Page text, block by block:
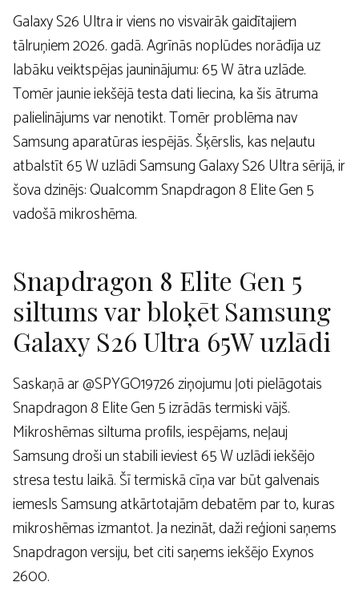
Galaxy S26 Ultra ir viens no visvairāk gaidītajiem
tālruņiem 2026. gadā. Agrīnās noplūdes norādīja uz
labāku veiktspējas jauninājumu: 65 W ātra uzlāde.
Tomēr jaunie iekšējā testa dati liecina, ka šis ātruma
palielinājums var nenotikt. Tomēr problēma nav
Samsung aparatūras iespējās. Šķērslis, kas neļautu
atbalstīt 65 W uzlādi Samsung Galaxy S26 Ultra sērijā, ir
šova dzinējs: Qualcomm Snapdragon 8 Elite Gen 5
vadošā mikroshēma.
Snapdragon 8 Elite Gen 5
siltums var bloķēt Samsung
Galaxy S26 Ultra 65W uzlādi
Saskaņā ar @SPYGO19726 ziņojumu ļoti pielāgotais
Snapdragon 8 Elite Gen 5 izrādās termiski vājš.
Mikroshēmas siltuma profils, iespējams, neļauj
Samsung droši un stabili ieviest 65 W uzlādi iekšējo
stresa testu laikā. Šī termiskā cīņa var būt galvenais
iemesls Samsung atkārtotajām debatēm par to, kuras
mikroshēmas izmantot. Ja nezināt, daži reģioni saņems
Snapdragon versiju, bet citi saņems iekšējo Exynos
2600.